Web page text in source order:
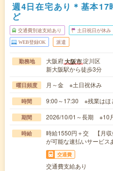
週4日在宅あり＊基本17
ど
交通費別途支給あり 土日祝日が休み
WEB登録OK 派遣
勤務地 大阪府大阪市淀川区
新大阪駅から徒歩3分
曜日頻度 月～金 ※土日祝休み
時間 9:00～17:30 ※残業はほ
期間 2026/10/01～長期 ※10
時給
時給1550円＋交 【月
が可能な速払いサービス
交通費
交通費支給あり